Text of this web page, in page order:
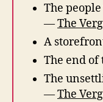
The
—The
A
The end of
The
—The